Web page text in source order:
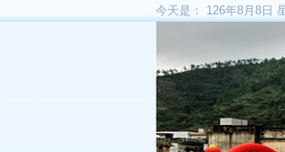
今天是： 126年8月8日